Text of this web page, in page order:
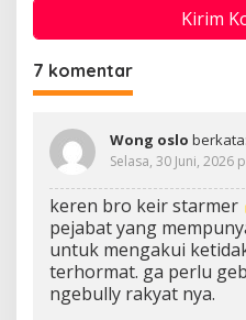
7 komentar
Wong oslo berkata:
Selasa, 30 Juni, 2026
keren bro keir starmer
pejabat yang
untuk mengakui
terhormat. ga perlu
ngebully rakyat nya.